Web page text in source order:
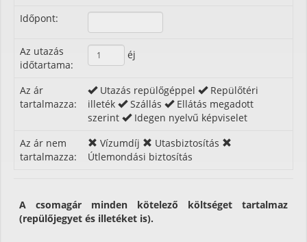
Időpont:
Az utazás
időtartama:
éj
Az ár
tartalmazza:
Utazás repülőgéppel
Repülőtéri
illeték
Szállás
Ellátás megadott
szerint
Idegen nyelvű képviselet
Az ár nem
tartalmazza:
Vízumdíj
Utasbiztosítás
Útlemondási biztosítás
A csomagár minden kötelező költséget tartalmaz
(repülőjegyet és illetéket is).